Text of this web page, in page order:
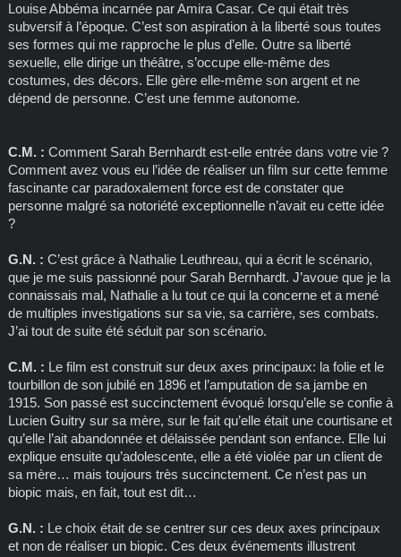
Louise Abbéma incarnée par Amira Casar. Ce qui était très
subversif à l’époque. C’est son aspiration à la liberté sous toutes
ses formes qui me rapproche le plus d’elle. Outre sa liberté
sexuelle, elle dirige un théâtre, s’occupe elle-même des
costumes, des décors. Elle gère elle-même son argent et ne
dépend de personne. C’est une femme autonome.
C.M. : Comment Sarah Bernhardt est-elle entrée dans votre vie ?
Comment avez vous eu l’idée de réaliser un film sur cette femme
fascinante car paradoxalement force est de constater que
personne malgré sa notoriété exceptionnelle n’avait eu cette idée
?
G.N. : C’est grâce à Nathalie Leuthreau, qui a écrit le scénario,
que je me suis passionné pour Sarah Bernhardt. J’avoue que je la
connaissais mal, Nathalie a lu tout ce qui la concerne et a mené
de multiples investigations sur sa vie, sa carrière, ses combats.
J’ai tout de suite été séduit par son scénario.
C.M. : Le film est construit sur deux axes principaux: la folie et le
tourbillon de son jubilé en 1896 et l’amputation de sa jambe en
1915. Son passé est succinctement évoqué lorsqu’elle se confie à
Lucien Guitry sur sa mère, sur le fait qu’elle était une courtisane et
qu’elle l’ait abandonnée et délaissée pendant son enfance. Elle lui
explique ensuite qu’adolescente, elle a été violée par un client de
sa mère… mais toujours très succinctement. Ce n’est pas un
biopic mais, en fait, tout est dit…
G.N. : Le choix était de se centrer sur ces deux axes principaux
et non de réaliser un biopic. Ces deux événements illustrent